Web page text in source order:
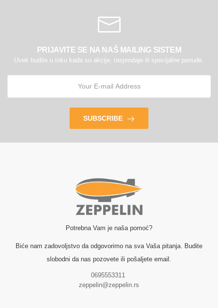
PRIJAVITE SE NA NAŠ MAILING SISTEM
Uvek budite u toku kada su akcije, rasprodaje ili specijalne ponude.
SUBSCRIBE
Potrebna Vam je naša pomoć?
Biće nam zadovoljstvo da odgovorimo na sva Vaša pitanja. Budite
slobodni da nas pozovete ili pošaljete email.
0695553311
zeppelin@zeppelin.rs